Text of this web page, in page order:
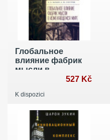
Глобальное
влияние фабрик
мысли в
изменяющемся527 Kč
K dispozici